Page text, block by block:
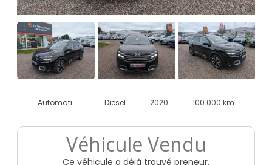
Automatique Diesel 2020 100 000 km
Véhicule Vendu
Ce véhicule a déjà trouvé preneur.